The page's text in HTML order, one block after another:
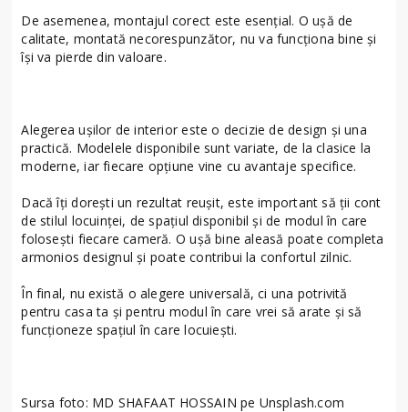
De asemenea, montajul corect este esențial. O ușă de
calitate, montată necorespunzător, nu va funcționa bine și
își va pierde din valoare.
Alegerea ușilor de interior este o decizie de design și una
practică. Modelele disponibile sunt variate, de la clasice la
moderne, iar fiecare opțiune vine cu avantaje specifice.
Dacă îți dorești un rezultat reușit, este important să ții cont
de stilul locuinței, de spațiul disponibil și de modul în care
folosești fiecare cameră. O ușă bine aleasă poate completa
armonios designul și poate contribui la confortul zilnic.
În final, nu există o alegere universală, ci una potrivită
pentru casa ta și pentru modul în care vrei să arate și să
funcționeze spațiul în care locuiești.
Sursa foto: MD SHAFAAT HOSSAIN pe Unsplash.com